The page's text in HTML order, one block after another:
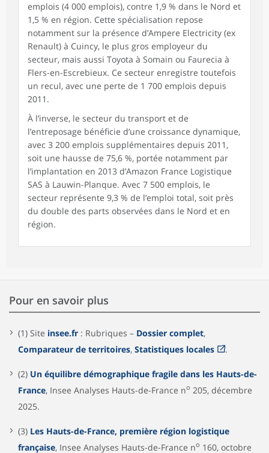
emplois (4 000 emplois), contre 1,9 % dans le Nord et
1,5 % en région. Cette spécialisation repose
notamment sur la présence d’Ampere Electricity (ex
Renault) à Cuincy, le plus gros employeur du
secteur, mais aussi Toyota à Somain ou Faurecia à
Flers-en-Escrebieux. Ce secteur enregistre toutefois
un recul, avec une perte de 1 700 emplois depuis
2011.
À l’inverse, le secteur du transport et de
l’entreposage bénéficie d’une croissance dynamique,
avec 3 200 emplois supplémentaires depuis 2011,
soit une hausse de 75,6 %, portée notamment par
l’implantation en 2013 d’Amazon France Logistique
SAS à Lauwin-Planque. Avec 7 500 emplois, le
secteur représente 9,3 % de l’emploi total, soit près
du double des parts observées dans le Nord et en
région.
Pour en savoir plus
(1) Site insee.fr : Rubriques – Dossier complet,
Comparateur de territoires, Statistiques locales .
(2) Un équilibre démographique fragile dans les Hauts-de-
France, Insee Analyses Hauts-de-France no 205, décembre
2025.
(3) Les Hauts-de-France, première région logistique
française, Insee Analyses Hauts-de-France no 160, octobre